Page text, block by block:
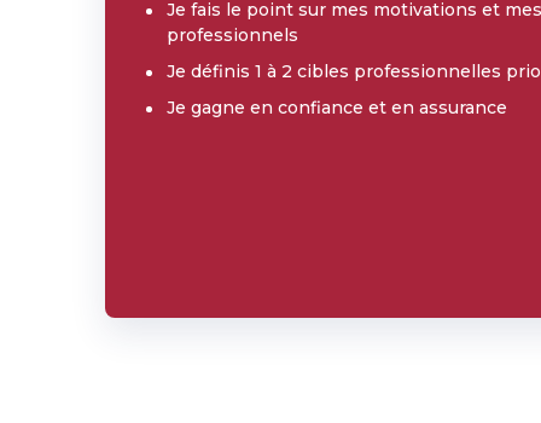
Je fais le point sur mes motivations et
professionnels
Je définis 1 à 2 cibles professionnelles
Je gagne en confiance et en assurance